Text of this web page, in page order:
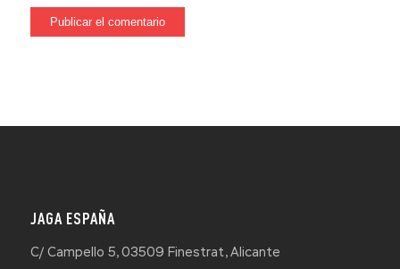
JAGA ESPAÑA
C/ Campello 5, 03509 Finestrat, Alicante